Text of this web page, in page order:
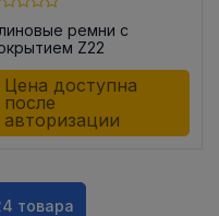
ремни с
Z22
Цена доступна
после
авторизации
товара